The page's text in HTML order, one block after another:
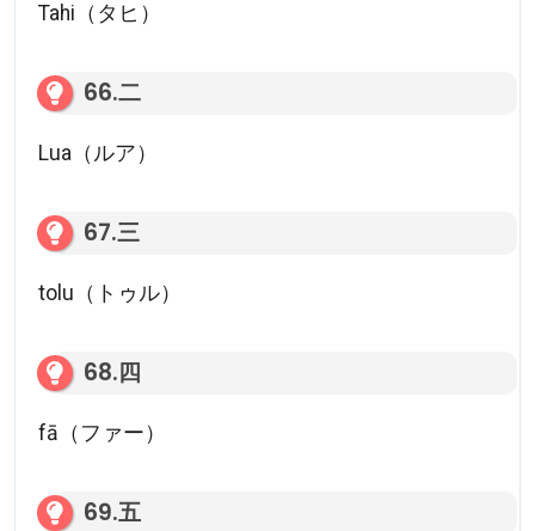
Tahi（タヒ）
66.二
Lua（ルア）
67.三
tolu（トゥル）
68.四
fā（ファー）
69.五